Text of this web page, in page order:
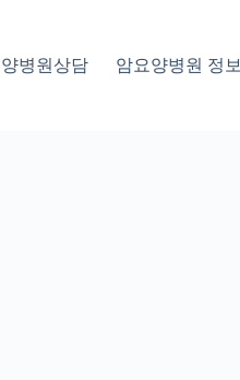
병원상담 암요양병원 정보